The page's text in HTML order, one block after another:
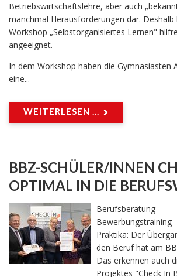
Betriebswirtschaftslehre, aber auch
manchmal Herausforderungen dar. Deshalb
Workshop „Selbstorganisiertes Lernen"
angeeignet.
In dem Workshop haben die Gymnasiasten
eine...
WEITERLESEN ...
BBZ-SCHÜLER/INNEN
OPTIMAL IN DIE
Berufsberatung -
Bewerbungstraining -
Praktika: Der
den Beruf hat am
Das erkennen auch
Projektes "Check In